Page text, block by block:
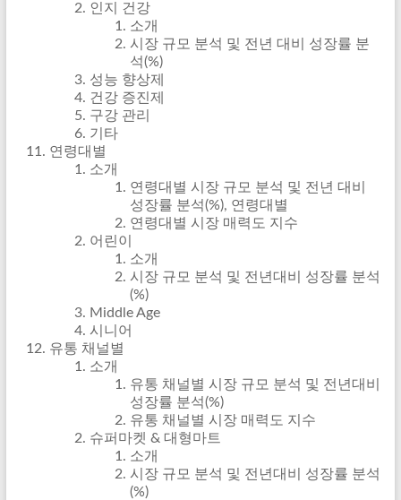
인지 건강
소개
시장 규모 분석 및 전년 대비 성장률 분
석(%)
성능 향상제
건강 증진제
구강 관리
기타
연령대별
소개
연령대별 시장 규모 분석 및 전년 대비
성장률 분석(%), 연령대별
연령대별 시장 매력도 지수
어린이
소개
시장 규모 분석 및 전년대비 성장률 분석
(%)
Middle Age
시니어
유통 채널별
소개
유통 채널별 시장 규모 분석 및 전년대비
성장률 분석(%)
유통 채널별 시장 매력도 지수
슈퍼마켓 & 대형마트
소개
시장 규모 분석 및 전년대비 성장률 분석
(%)